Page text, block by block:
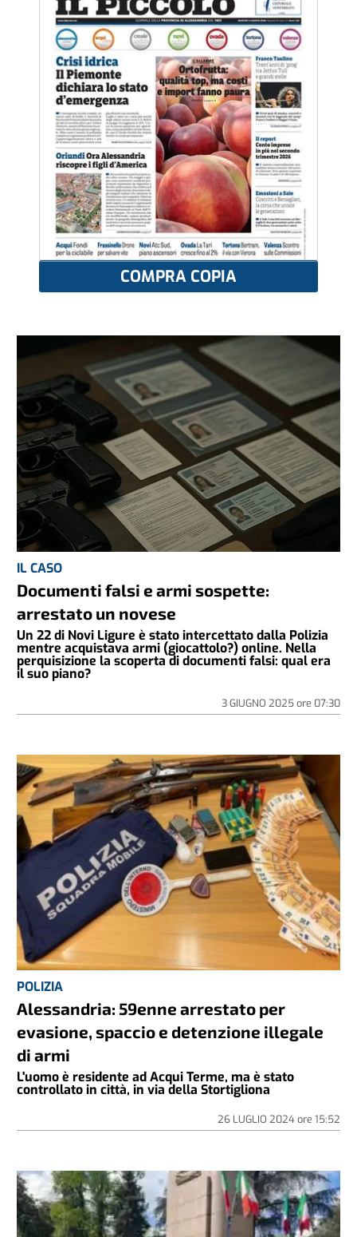
COMPRA COPIA
IL CASO
Documenti falsi e armi sospette:
arrestato un novese
Un 22 di Novi Ligure è stato intercettato dalla Polizia
mentre acquistava armi (giocattolo?) online. Nella
perquisizione la scoperta di documenti falsi: qual era
il suo piano?
3 GIUGNO 2025ore 07:30
POLIZIA
Alessandria: 59enne arrestato per
evasione, spaccio e detenzione illegale
di armi
L'uomo è residente ad Acqui Terme, ma è stato
controllato in città, in via della Stortigliona
26 LUGLIO 2024ore 15:52